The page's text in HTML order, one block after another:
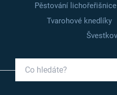
Pěstování lichořeřišnice
Tvarohové knedlíky